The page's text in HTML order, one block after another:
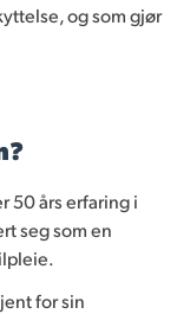
og som gjør
50 års erfaring i
seg som en
for sin